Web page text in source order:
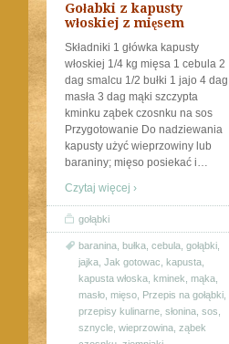
Gołabki z kapusty
włoskiej z mięsem
Składniki 1 główka kapusty
włoskiej 1/4 kg mięsa 1 cebula 2
dag smalcu 1/2 bułki 1 jajo 4 dag
masła 3 dag mąki szczypta
kminku ząbek czosnku na sos
Przygotowanie Do nadziewania
kapusty użyć wieprzowiny lub
baraniny; mięso posiekać i…
Czytaj więcej ›
gołąbki
baranina bułka cebula gołąbki
jajka Jak gotowac kapusta
kapusta włoska kminek mąka
masło mięso Przepis na gołąbki
przepisy kulinarne słonina sos
sznycle wieprzowina ząbek